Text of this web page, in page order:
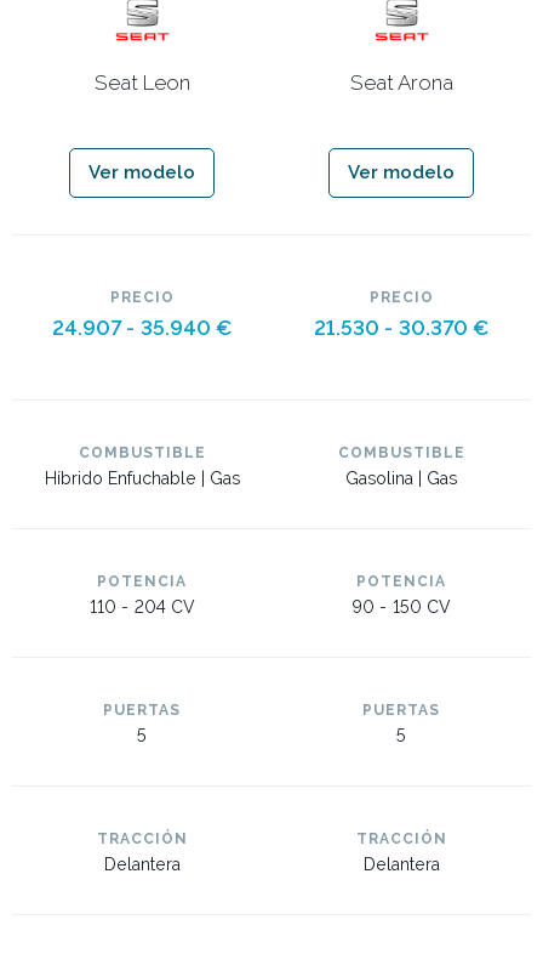
Seat Leon
Ver modelo
PRECIO
24.907 - 35.940 €
COMBUSTIBLE
Híbrido Enfuchable | Gas
POTENCIA
110 - 204 CV
PUERTAS
5
TRACCIÓN
Delantera
Seat Arona
Ver modelo
PRECIO
21.530 - 30.370 €
COMBUSTIBLE
Gasolina | Gas
POTENCIA
90 - 150 CV
PUERTAS
5
TRACCIÓN
Delantera